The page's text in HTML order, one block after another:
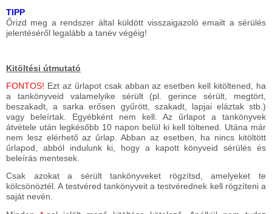
TIPP
Őrizd meg a rendszer által küldött visszaigazoló emailt a sérülés
jelentéséről legalább a tanév végéig!
Kitöltési útmutató
FONTOS! Ezt az űrlapot csak abban az esetben kell kitöltened, ha
a tankönyveid valamelyike sérült (pl. gerince sérült, megtört,
beszakadt, a sarka erősen gyűrött, szakadt, lapjai eláztak stb.)
vagy beleírtak. Egyébként nem kell. Az űrlapot a tankönyvek
átvétele után legkésőbb 10 napon belül ki kell töltened. Utána már
nem lesz elérhető az űrlap. Abban az esetben, ha nincs kitöltött
űrlapod, abból indulunk ki, hogy a kapott könyveid sérülés és
beleírás mentesek.
Csak azokat a sérült tankönyveket rögzítsd, amelyeket te
kölcsönöztél. A testvéred tankönyveit a testvérednek kell rögzíteni a
saját nevén.